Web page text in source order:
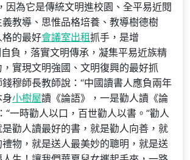
因為它是傳統文明進校園、全平易近閱
教導、思惟品格培養、教導樹德樹
的最好會議室出租抓手，是增
負，落實文明傳承，凝集平易近族精
實現文明強國、文明復興的最好抓
穆師長教師說：“中國讀書人應負兩年
小樹屋讀《論語》，一是勸人讀《論
“一時勸人以口，百世勸人以書。”勸人
勸人讀最好的書，就是勸人向善，就
物，就是送人最美妙的聰明，就是送